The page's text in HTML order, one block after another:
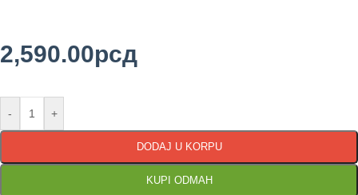
2,590.00рсд
- +
DODAJ U KORPU
KUPI ODMAH